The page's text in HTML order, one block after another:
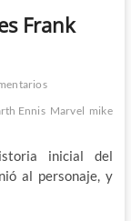
Frank
Ennis Marvel mike
inicial del
al personaje, y